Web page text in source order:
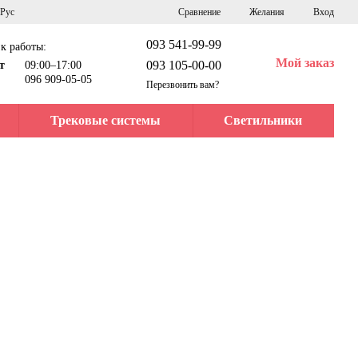
Рус Сравнение Желания Вход
работы:
09:00–17:00
096 909-05-05
093 541-99-99
093 105-00-00
Перезвонить вам?
Мой заказ
Трековые системы Светильники